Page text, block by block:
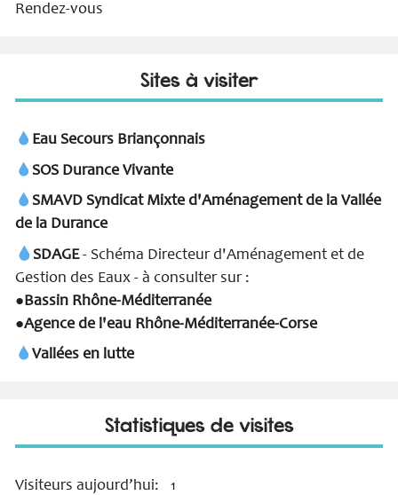
Rendez-vous
Sites à visiter
Eau Secours Briançonnais
SOS Durance Vivante
SMAVD Syndicat Mixte d'Aménagement de la Vallée
de la Durance
SDAGE- Schéma Directeur d'Aménagement et de
Gestion des Eaux - à consulter sur :
●Bassin Rhône-Méditerranée
●Agence de l'eau Rhône-Méditerranée-Corse
Vallées en lutte
Statistiques de visites
Visiteurs aujourd’hui: 1